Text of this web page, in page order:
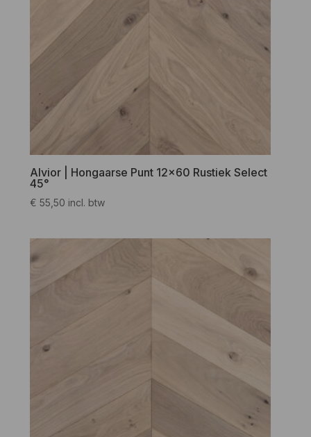
Alvior | Hongaarse Punt 12×60 Rustiek Select
45°
€ 55,50 incl. btw